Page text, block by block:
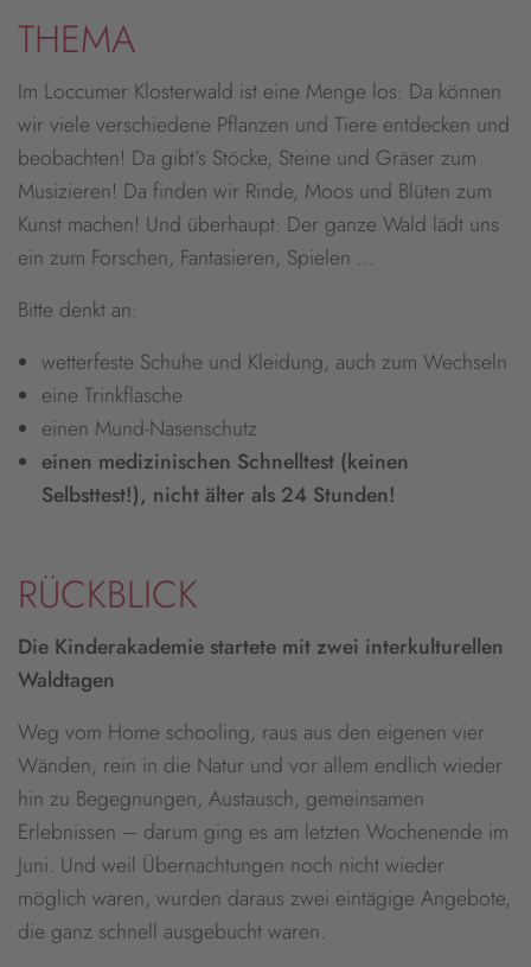
THEMA
Im Loccumer Klosterwald ist eine Menge los: Da können
wir viele verschiedene Pflanzen und Tiere entdecken und
beobachten! Da gibt’s Stöcke, Steine und Gräser zum
Musizieren! Da finden wir Rinde, Moos und Blüten zum
Kunst machen! Und überhaupt: Der ganze Wald lädt uns
ein zum Forschen, Fantasieren, Spielen …
Bitte denkt an:
wetterfeste Schuhe und Kleidung, auch zum Wechseln
eine Trinkflasche
einen Mund-Nasenschutz
einen medizinischen Schnelltest (keinen
Selbsttest!), nicht älter als 24 Stunden!
RÜCKBLICK
Die Kinderakademie startete mit zwei interkulturellen
Waldtagen
Weg vom Home schooling, raus aus den eigenen vier
Wänden, rein in die Natur und vor allem endlich wieder
hin zu Begegnungen, Austausch, gemeinsamen
Erlebnissen – darum ging es am letzten Wochenende im
Juni. Und weil Übernachtungen noch nicht wieder
möglich waren, wurden daraus zwei eintägige Angebote,
die ganz schnell ausgebucht waren.